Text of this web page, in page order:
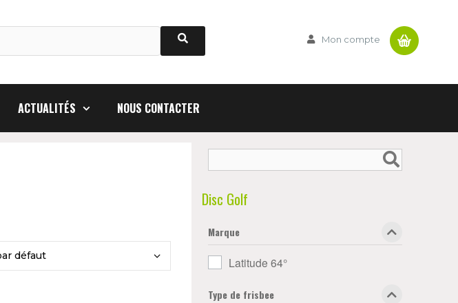
Mon compte Panier
ACTUALITÉS NOUS CONTACTER
Disc Golf
Marque
Latitude 64°
Type de frisbee